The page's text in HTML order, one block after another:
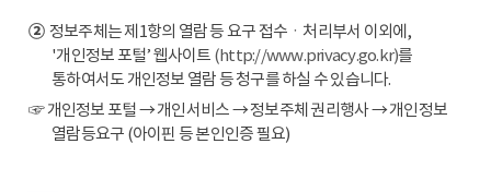
②정보주체는 제1항의 열람 등 요구 접수ㆍ처리부서 이외에,
'개인정보 포털’ 웹사이트 (http://www.privacy.go.kr)를
통하여서도 개인정보 열람 등 청구를 하실 수 있습니다.
☞ 개인정보 포털 → 개인서비스 → 정보주체 권리행사 → 개인정보
열람등요구 (아이핀 등 본인인증 필요)